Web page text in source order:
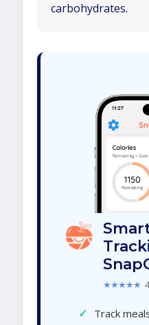
carbohydrates.
★★★★★
✓ Track